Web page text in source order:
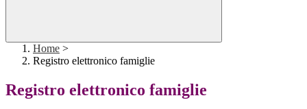
Home >
Registro elettronico famiglie
Registro elettronico famiglie